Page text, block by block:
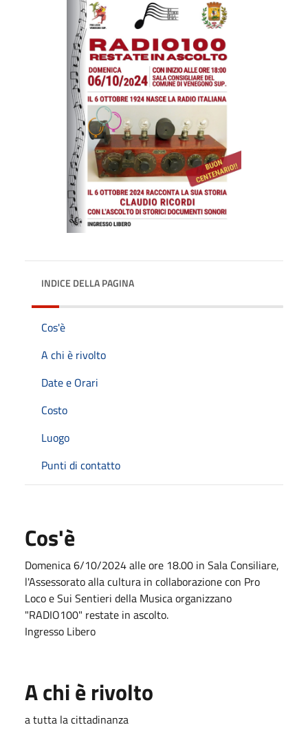
INDICE DELLA PAGINA
Cos'è
A chi è rivolto
Date e Orari
Costo
Luogo
Punti di contatto
Cos'è
Domenica 6/10/2024 alle ore 18.00 in Sala Consiliare,
l'Assessorato alla cultura in collaborazione con Pro
Loco e Sui Sentieri della Musica organizzano
"RADIO100" restate in ascolto.
Ingresso Libero
A chi è rivolto
a tutta la cittadinanza